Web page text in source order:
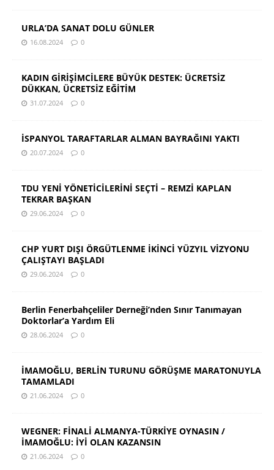
URLA’DA SANAT DOLU GÜNLER
16.08.2024 0
KADIN GİRİŞİMCİLERE BÜYÜK DESTEK: ÜCRETSİZ
DÜKKAN, ÜCRETSİZ EĞİTİM
31.07.2024 0
İSPANYOL TARAFTARLAR ALMAN BAYRAĞINI YAKTI
20.07.2024 0
TDU YENİ YÖNETİCİLERİNİ SEÇTİ – REMZİ KAPLAN
TEKRAR BAŞKAN
29.06.2024 0
CHP YURT DIŞI ÖRGÜTLENME İKİNCİ YÜZYIL VİZYONU
ÇALIŞTAYI BAŞLADI
29.06.2024 0
Berlin Fenerbahçeliler Derneği’nden Sınır Tanımayan
Doktorlar’a Yardım Eli
28.06.2024 0
İMAMOĞLU, BERLİN TURUNU GÖRÜŞME MARATONUYLA
TAMAMLADI
21.06.2024 0
WEGNER: FİNALİ ALMANYA-TÜRKİYE OYNASIN /
İMAMOĞLU: İYİ OLAN KAZANSIN
21.06.2024 0